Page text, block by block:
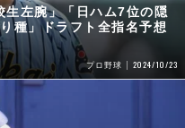
生左腕」「日ハム7位の隠
種」ドラフト全指名予想
プロ野球 2024/10/23